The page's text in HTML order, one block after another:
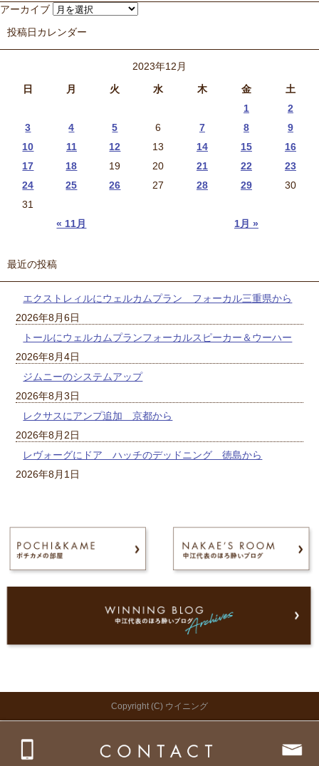
アーカイブ
投稿日カレンダー
2023年12月
日
月 火 水 木 金 土
« 11月 1月 »
1
2
3
4 5 6 7 8
9
10
11 12 13 14 15
16
17
18 19 20 21 22
23
24
25 26 27 28 29
30
31
最近の投稿
エクストレィルにウェルカムプラン フォーカル三重県から
2026年8月6日
トールにウェルカムプランフォーカルスピーカー＆ウーハー
2026年8月4日
ジムニーのシステムアップ
2026年8月3日
レクサスにアンプ追加 京都から
2026年8月2日
レヴォーグにドア ハッチのデッドニング 徳島から
2026年8月1日
Copyright (C) ウイニング